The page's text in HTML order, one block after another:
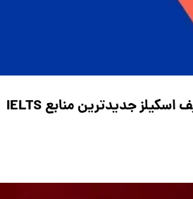
منابع آزمون آیلتس لایف اسکیلز جدیدترین منابع IELTS